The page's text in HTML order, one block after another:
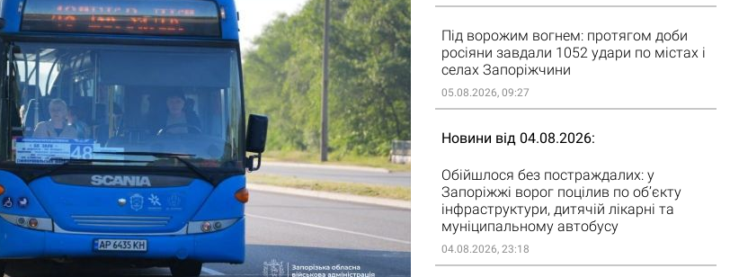
Під ворожим вогнем: протягом доби
росіяни завдали 1052 удари по містах і
селах Запоріжчини
05.08.2026, 09:27
Новини від 04.08.2026
Обійшлося без постраждалих: у
Запоріжжі ворог поцілив по об’єкту
інфраструктури, дитячій лікарні та
муніципальному автобусу
04.08.2026, 23:18